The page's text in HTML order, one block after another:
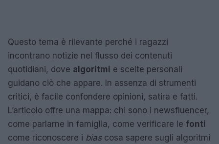
Questo tema è rilevante perché i ragazzi
incontrano notizie nel flusso dei contenuti
quotidiani, dove algoritmi e scelte personali
guidano ciò che appare. In assenza di strumenti
critici, è facile confondere opinioni, satira e fatti.
L’articolo offre una mappa: chi sono i newsfluencer,
come parlarne in famiglia, come verificare le fonti
come riconoscere i biascosa sapere sugli algoritmi